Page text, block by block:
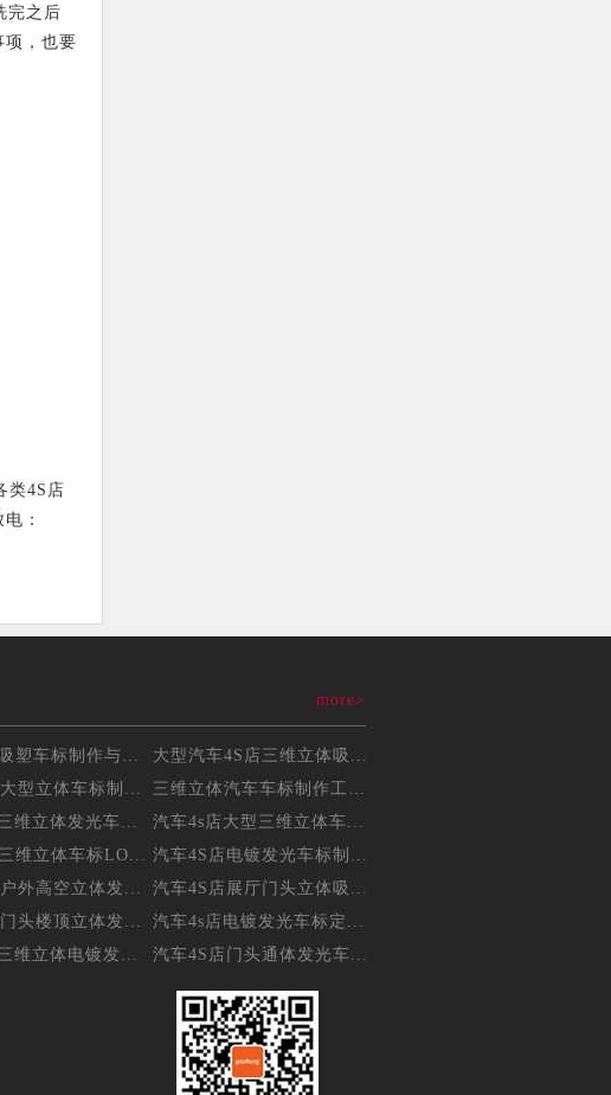
完之后
项，也要
类4S店
：
more>
大型汽车4S店三维立体吸...
型立体车标制...
维立体发光车...
汽车4s店大型三维立体车...
维立体车标LO...
汽车4S店电镀发光车标制...
外高空立体发...
汽车4S店展厅门头立体吸...
头楼顶立体发...
汽车4s店电镀发光车标定...
维立体电镀发...
汽车4S店门头通体发光车...